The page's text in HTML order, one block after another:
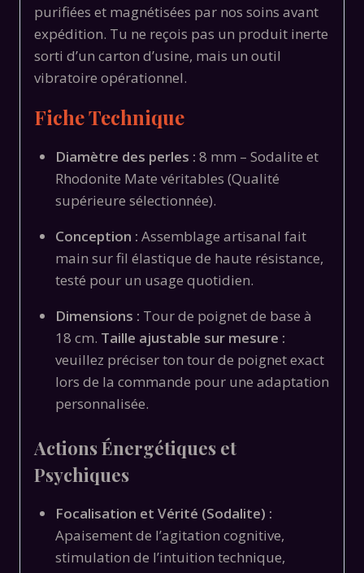
purifiées et magnétisées par nos soins avant
expédition. Tu ne reçois pas un produit inerte
sorti d’un carton d’usine, mais un outil
vibratoire opérationnel.
Fiche Technique
Diamètre des perles : 8 mm – Sodalite et
Rhodonite Mate véritables (Qualité
supérieure sélectionnée).
Conception : Assemblage artisanal fait
main sur fil élastique de haute résistance,
testé pour un usage quotidien.
Dimensions : Tour de poignet de base à
18 cm. Taille ajustable sur mesure :
veuillez préciser ton tour de poignet exact
lors de la commande pour une adaptation
personnalisée.
Actions Énergétiques et
Psychiques
Focalisation et Vérité (Sodalite) :
Apaisement de l’agitation cognitive,
stimulation de l’intuition technique,